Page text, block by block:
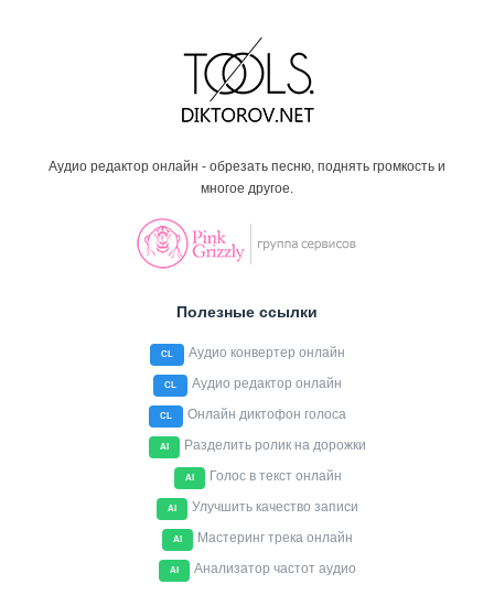
Аудио редактор онлайн - обрезать песню, поднять громкость и
многое другое.
Полезные ссылки
CL Аудио конвертер онлайн
CL Аудио редактор онлайн
CL Онлайн диктофон голоса
AI Разделить ролик на дорожки
AI Голос в текст онлайн
AI Улучшить качество записи
AI Мастеринг трека онлайн
AI Анализатор частот аудио